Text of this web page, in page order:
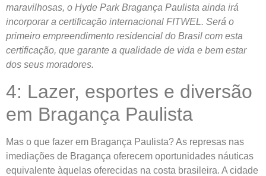
maravilhosas, o Hyde Park Bragança Paulista ainda irá
incorporar a certificação internacional FITWEL. Será o
primeiro empreendimento residencial do Brasil com esta
certificação, que garante a qualidade de vida e bem estar
dos seus moradores.
4: Lazer, esportes e diversão
em Bragança Paulista
Mas o que fazer em Bragança Paulista? As represas nas
imediações de Bragança oferecem oportunidades náuticas
equivalente àquelas oferecidas na costa brasileira. A cidade